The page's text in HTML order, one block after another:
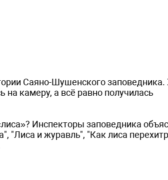
Саяно-Шушенского заповедника.
на камеру, а всё равно получилась
Инспекторы заповедника
"Лиса и журавль", "Как лиса